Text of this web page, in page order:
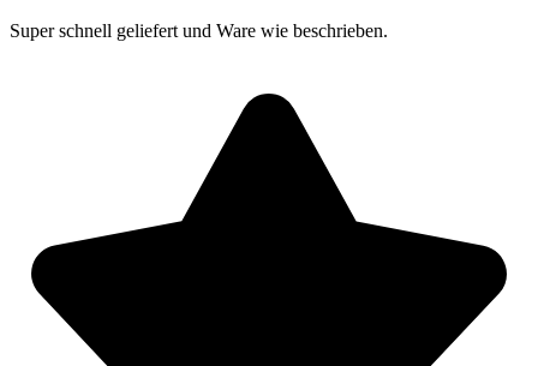
Super schnell geliefert und Ware wie beschrieben.